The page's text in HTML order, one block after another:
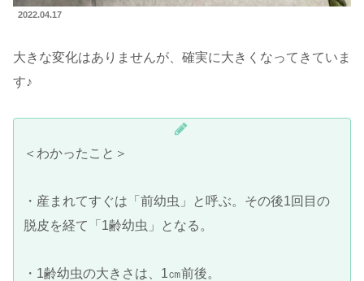
2022.04.17
大きな変化はありませんが、確実に大きくなってきていま
す♪
＜わかったこと＞
・産まれてすぐは「前幼虫」と呼ぶ。その後1回目の
脱皮を経て「1齢幼虫」となる。
・1齢幼虫の大きさは、1㎝前後。